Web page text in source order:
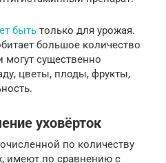
быть только для урожая.
большое количество
существенно
цветы, плоды, фрукты,
уховёрток
по количеству
имеют по сравнению с